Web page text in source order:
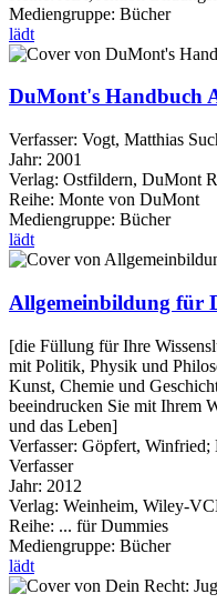
Mediengruppe: Bücher
lädt
DuMont's Handbuch
Verfasser: Vogt, Matthias
Jahr: 2001
Verlag: Ostfildern, DuMont
Reihe: Monte von DuMont
Mediengruppe: Bücher
lädt
Allgemeinbildung für
[die Füllung für Ihre
mit Politik, Physik und
Kunst, Chemie und
beeindrucken Sie mit Ihrem
und das Leben]
Verfasser: Göpfert, Winfried;
Verfasser
Jahr: 2012
Verlag: Weinheim, Wiley-
Reihe: ... für Dummies
Mediengruppe: Bücher
lädt